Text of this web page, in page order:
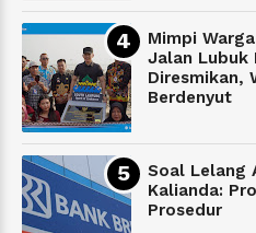
Mimpi
Jalan Lubuk
Diresmikan,
Berdenyut
Soal Lelang
Kalianda:
Prosedur